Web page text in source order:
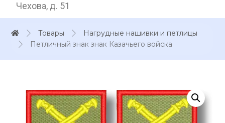
Чехова, д. 51
Товары
Нагрудные нашивки и петлицы
Петличный знак знак Казачьего войска